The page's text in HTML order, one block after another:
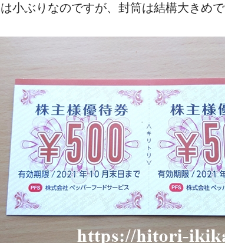
小ぶりなのですが、封筒は結構大きめで